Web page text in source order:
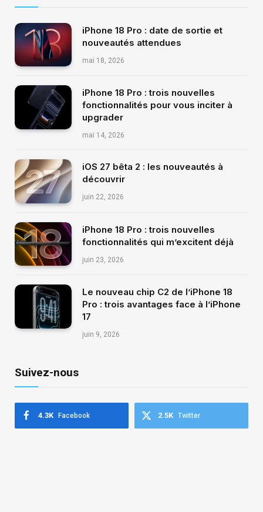
iPhone 18 Pro : date de sortie et
nouveautés attendues
mai 18, 2026
iPhone 18 Pro : trois nouvelles
fonctionnalités pour vous inciter à
upgrader
mai 14, 2026
iOS 27 bêta 2 : les nouveautés à
découvrir
juin 22, 2026
iPhone 18 Pro : trois nouvelles
fonctionnalités qui m’excitent déjà
juin 23, 2026
Le nouveau chip C2 de l’iPhone 18
Pro : trois avantages face à l’iPhone
17
juin 9, 2026
Suivez-nous
Facebook
4.3K Twitter
2.5K